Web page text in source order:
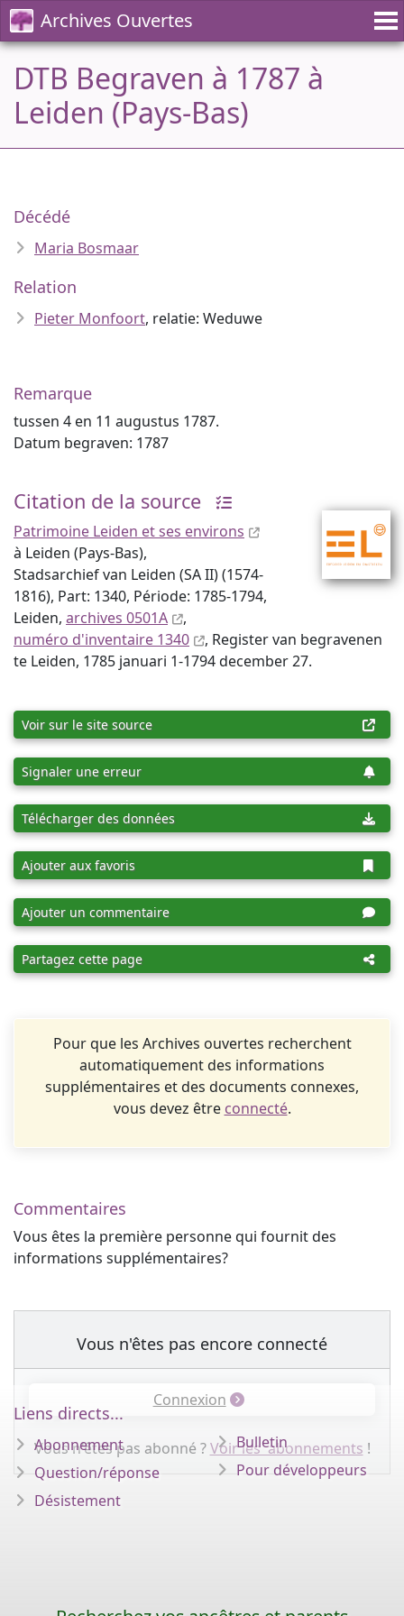
Archives Ouvertes
DTB Begraven à 1787 à
Leiden (Pays-Bas)
Décédé
Maria Bosmaar
Relation
Pieter Monfoort, relatie: Weduwe
Remarque
tussen 4 en 11 augustus 1787.
Datum begraven: 1787
Citation de la source
Patrimoine Leiden et ses environs
à Leiden (Pays-Bas),
Stadsarchief van Leiden (SA II) (1574-
1816), Part: 1340, Période: 1785-1794,
Leiden, archives 0501A
,
numéro d'inventaire 1340
, Register van begravenen
te Leiden, 1785 januari 1-1794 december 27.
Voir sur le site source
Signaler une erreur
Télécharger des données
Ajouter aux favoris
Ajouter un commentaire
Partagez cette page
Pour que les Archives ouvertes recherchent
automatiquement des informations
supplémentaires et des documents connexes,
vous devez être connecté.
Commentaires
Vous êtes la première personne qui fournit des
informations supplémentaires?
Vous n'êtes pas encore connecté
Connexion
Vous n'êtes pas abonné ?Voir les abonnements !
Liens directs...
Abonnement
Question/réponse
Désistement
Bulletin
Pour développeurs